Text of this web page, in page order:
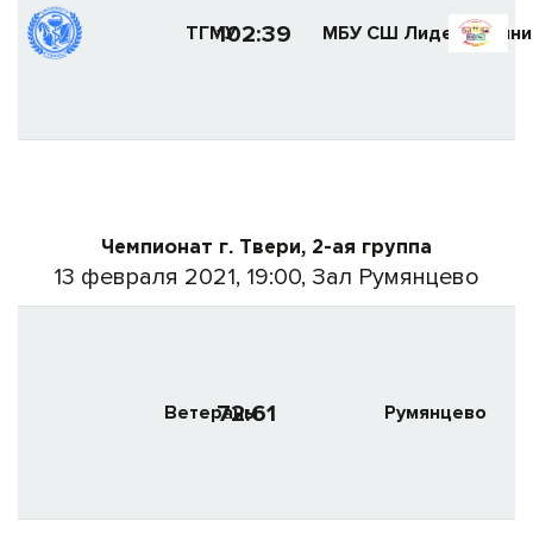
ТГМУ102:39 МБУ СШ Лидер
Чемпионат г. Твери, 2-ая группа
13 февраля 2021, 19:00, Зал Румянцево
Ветераны
72:61 Румянцево